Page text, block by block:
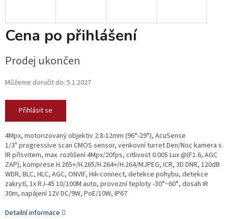
Cena po přihlášení
Prodej ukončen
Můžeme doručit do: 5.1.2027
Přihlásit se
4Mpx, motorizovaný objektiv 2.8-12mm (96°-29°), AcuSense
1/3" progressive scan CMOS sensor, venkovní turret Den/Noc kamera s
IR přísvitem, max. rozlišení 4Mpx/20fps, citlivost 0.005 Lux @(F1.6, AGC
ZAP), komprese H.265+/H.265/H.264+/H.264/MJPEG, ICR, 3D DNR, 120dB
WDR, BLC, HLC, AGC, ONVIF, Hik-connect, detekce pohybu, detekce
zakrytí, 1x RJ-45 10/100M auto, provozní teploty -30°~60°, dosah IR
30m, napájení 12V DC/9W, PoE/10W, IP67
Detailní informace